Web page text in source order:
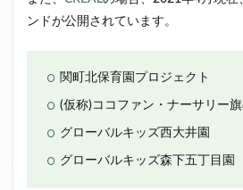
ンドが公開されています。
関町北保育園プロジェクト
(仮称)ココファン・ナーサリー
グローバルキッズ西大井園
グローバルキッズ森下五丁目園